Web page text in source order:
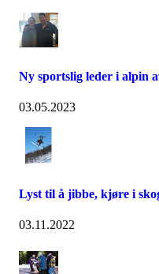
Ny sportslig leder i alpin
03.05.2023
Lyst til å jibbe, kjøre i
03.11.2022